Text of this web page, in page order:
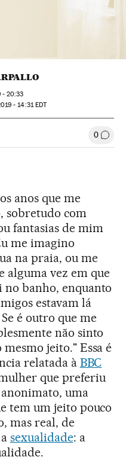
- 20:33
- 14:31EDT
0
anos que me
sobretudo com
fantasias de mim
me imagino
na praia, ou me
alguma vez em que
no banho, enquanto
estavam lá
é outro que me
não sinto
jeito." Essa é
relatada à BBC
que preferiu
uma
tem um jeito pouco
mas real, de
sexualidade: a